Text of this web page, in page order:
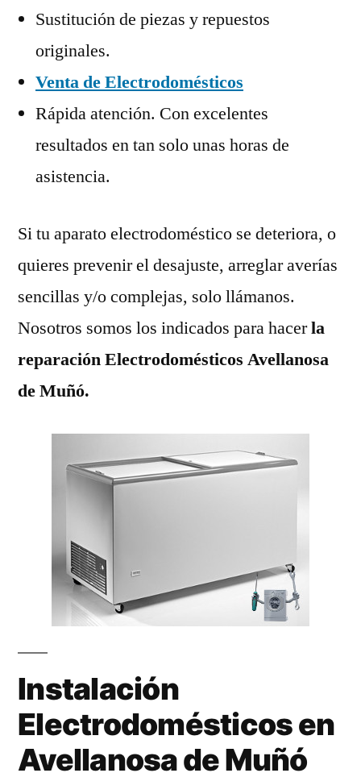
Sustitución de piezas y repuestos
originales.
Venta de Electrodomésticos
Rápida atención. Con excelentes
resultados en tan solo unas horas de
asistencia.
Si tu aparato electrodoméstico se deteriora, o
quieres prevenir el desajuste, arreglar averías
sencillas y/o complejas, solo llámanos.
Nosotros somos los indicados para hacerla
reparación Electrodomésticos Avellanosa
de Muñó.
Instalación
Electrodomésticos en
Avellanosa de Muñó